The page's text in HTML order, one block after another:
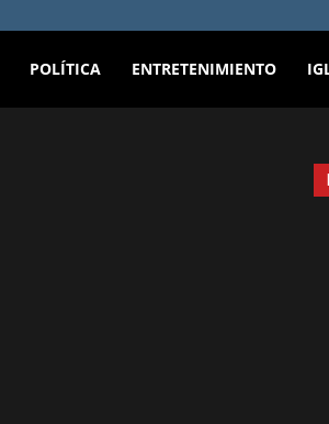
POLÍTICA ENTRETENIMIENTO